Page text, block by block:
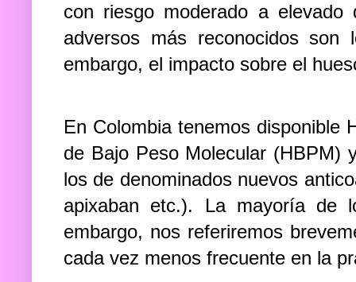
con riesgo moderado a elevado
adversos más reconocidos son
embargo, el impacto sobre el
En Colombia tenemos disponible
de Bajo Peso Molecular (HBPM)
los de denominados nuevos
apixaban etc.). La mayoría de
embargo, nos referiremos
cada vez menos frecuente en la